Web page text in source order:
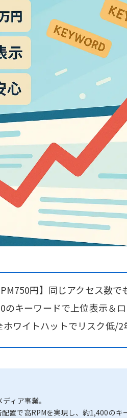
円】同じアクセス数
のキーワードで上位表示＆
ホワイトハットでリスク低/
ィア事業。
置で高RPMを実現し、約1,400の